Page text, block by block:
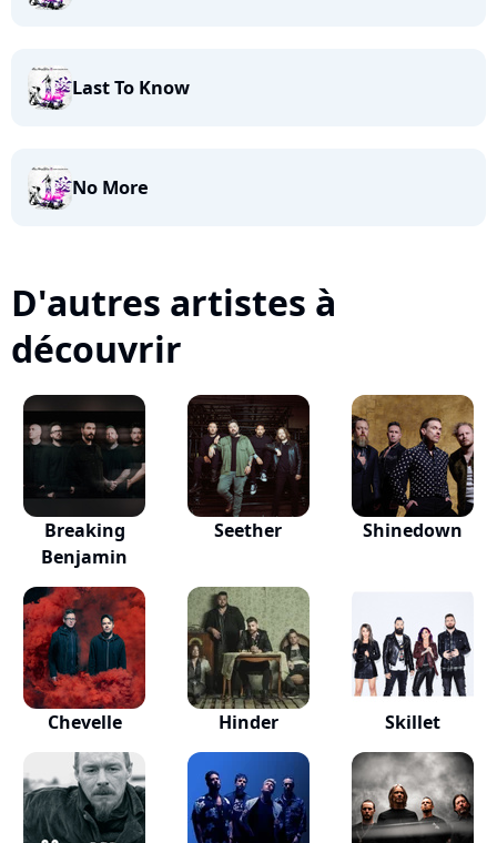
Last To Know
No More
D'autres artistes à
découvrir
Breaking
Benjamin
Seether Shinedown
Chevelle Hinder Skillet